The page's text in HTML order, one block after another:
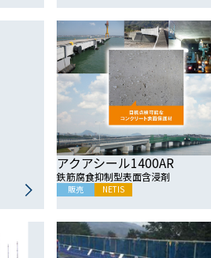
アクアシール1400AR
鉄筋腐食抑制型表面含浸剤
販売 NETIS